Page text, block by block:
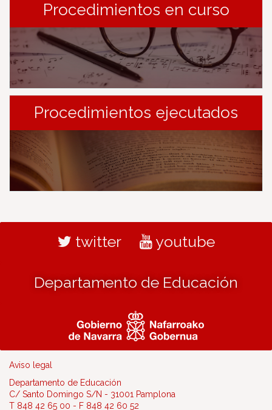
Procedimientos en curso
Procedimientos ejecutados
twitter youtube
Departamento de Educación
Aviso legal
Departamento de Educación
C/ Santo Domingo S/N - 31001 Pamplona
T 848 42 65 00 - F 848 42 60 52